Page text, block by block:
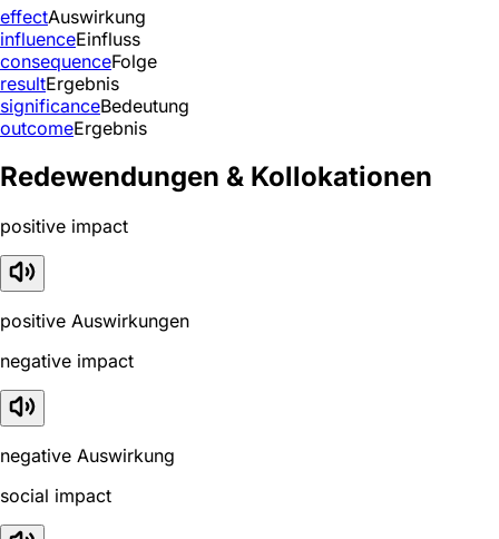
effectAuswirkung
influenceEinfluss
consequenceFolge
resultErgebnis
significanceBedeutung
outcomeErgebnis
Redewendungen & Kollokationen
positive impact
positive Auswirkungen
negative impact
negative Auswirkung
social impact